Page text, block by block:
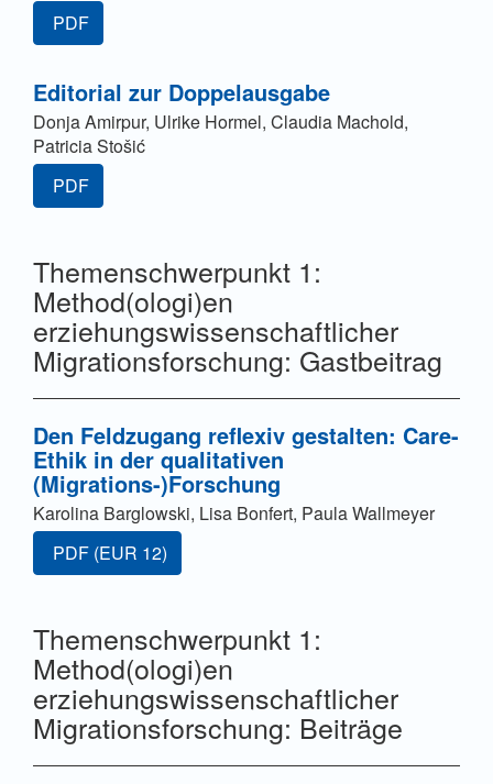
PDF
Editorial zur Doppelausgabe
Donja Amirpur, Ulrike Hormel, Claudia Machold,
Patricia Stošić
PDF
Themenschwerpunkt 1:
Method(ologi)en
erziehungswissenschaftlicher
Migrationsforschung: Gastbeitrag
Den Feldzugang reflexiv gestalten: Care-
Ethik in der qualitativen
(Migrations-)Forschung
Karolina Barglowski, Lisa Bonfert, Paula Wallmeyer
Zugang für Abonnent/innen oder durch Zahlung einer
PDF (EUR 12)
Themenschwerpunkt 1:
Method(ologi)en
erziehungswissenschaftlicher
Migrationsforschung: Beiträge